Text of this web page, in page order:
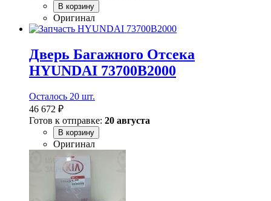
В корзину
Оригинал
Дверь Багажного Отсека
HYUNDAI 73700B2000
Осталось 20 шт.
46 672 ₽
Готов к отправке: 20 августа
В корзину
Оригинал